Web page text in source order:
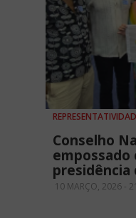
Conselho
empossado
presidência
10 MARÇO, 2026 -